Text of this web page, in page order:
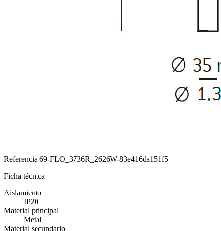
Referencia 69-FLO_3736R_2626W-83e416da151f5
Ficha técnica
Aislamiento
IP20
Material principal
Metal
Material secundario